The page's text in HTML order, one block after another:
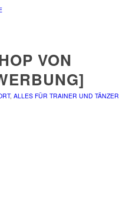
VON
, ALLES FÜR TRAINER UND TÄNZER